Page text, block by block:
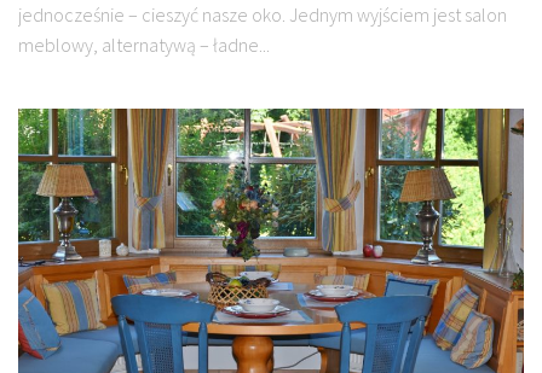
jednocześnie – cieszyć nasze oko. Jednym wyjściem jest salon
meblowy, alternatywą – ładne...